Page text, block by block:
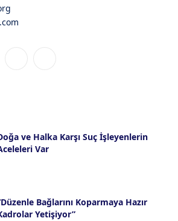
ve Halka Karşı Suç İşleyenlerin
Var
Bağlarını Koparmaya Hazır
Yetişiyor”